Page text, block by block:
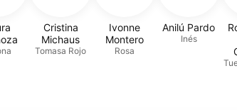
Cristina
Michaus
Tomasa Rojo
Ivonne
Montero
Rosa
Anilú Pardo
Inés